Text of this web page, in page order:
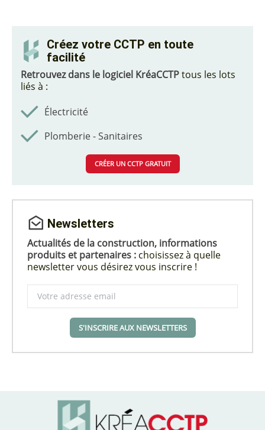
Créez votre CCTP en toute
facilité
Retrouvez dans le logiciel KréaCCTPtous les lots
liés à :
Électricité
Plomberie - Sanitaires
CRÉER UN CCTP GRATUIT
Newsletters
Actualités de la construction, informations
produits et partenaires : choisissez à quelle
newsletter vous désirez vous inscrire !
S'INSCRIRE AUX NEWSLETTERS